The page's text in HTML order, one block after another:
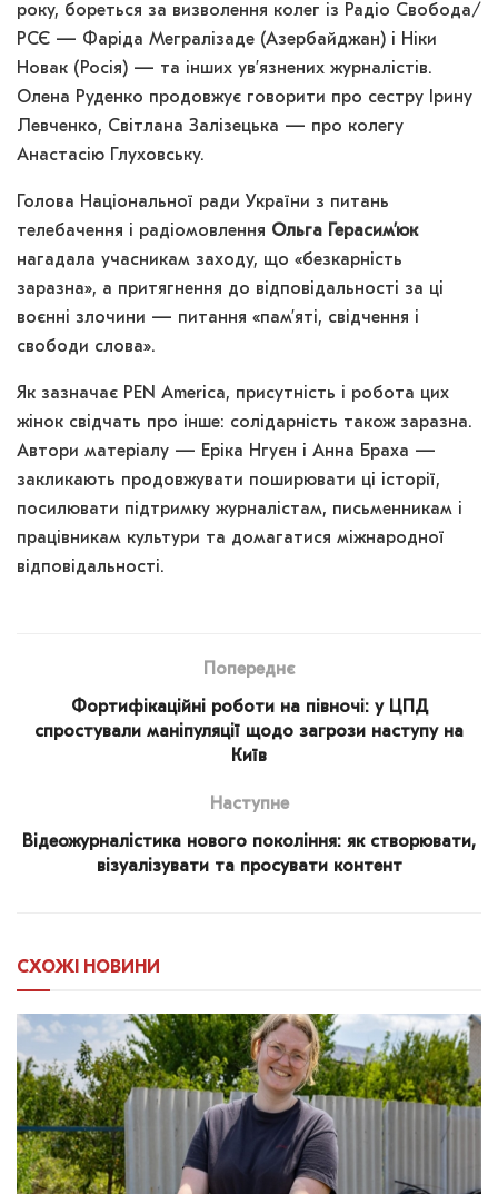
року, бореться за визволення колег із Радіо Свобода/
РСЄ — Фаріда Мегралізаде (Азербайджан) і Ніки
Новак (Росія) — та інших ув’язнених журналістів.
Олена Руденко продовжує говорити про сестру Ірину
Левченко, Світлана Залізецька — про колегу
Анастасію Глуховську.
Голова Національної ради України з питань
телебачення і радіомовлення Ольга Герасим’юк
нагадала учасникам заходу, що «безкарність
заразна», а притягнення до відповідальності за ці
воєнні злочини — питання «пам’яті, свідчення і
свободи слова».
Як зазначає PEN America, присутність і робота цих
жінок свідчать про інше: солідарність також заразна.
Автори матеріалу — Еріка Нгуєн і Анна Браха —
закликають продовжувати поширювати ці історії,
посилювати підтримку журналістам, письменникам і
працівникам культури та домагатися міжнародної
відповідальності.
Попереднє
Фортифікаційні роботи на півночі: у ЦПД
спростували маніпуляції щодо загрози наступу на
Київ
Наступне
Відеожурналістика нового покоління: як створювати,
візуалізувати та просувати контент
СХОЖІ НОВИНИ